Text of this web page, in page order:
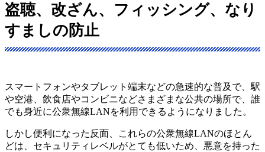
盗聴、改ざん、フィッシング、なり
すましの防止
スマートフォンやタブレット端末などの急速的な普及で、駅
や空港、飲食店やコンビニなどさまざまな公共の場所で、誰
でも身近に公衆無線LANを利用できるようになりました。
しかし便利になった反面、これらの公衆無線LANのほとん
どは、セキュリティレベルがとても低いため、悪意を持った